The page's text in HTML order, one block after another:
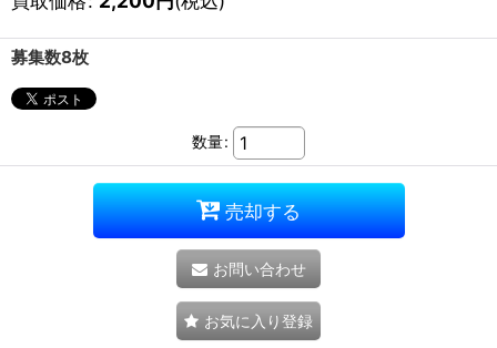
募集数8枚
数量:
売却する
お問い合わせ
お気に入り登録